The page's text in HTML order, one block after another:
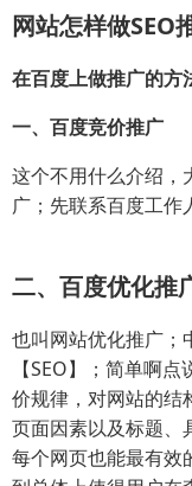
网站怎样做SEO
在百度上做推广的方
一、百度竞价推广
这个不用什么介绍，
广；先联系百度工作
二、百度优化推
也叫网站优化推广；
【SEO】；简单啊
价规律，对网站的结
页面因素以及标题、
每个网页也能最有效